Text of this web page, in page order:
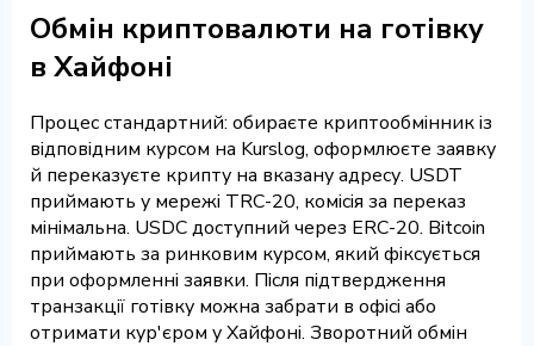
Обмін криптовалюти на готівку
в Хайфоні
Процес стандартний: обираєте криптообмінник із
відповідним курсом на Kurslog, оформлюєте заявку
й переказуєте крипту на вказану адресу. USDT
приймають у мережі TRC-20, комісія за переказ
мінімальна. USDC доступний через ERC-20. Bitcoin
приймають за ринковим курсом, який фіксується
при оформленні заявки. Після підтвердження
транзакції готівку можна забрати в офісі або
отримати кур'єром у Хайфоні. Зворотний обмін